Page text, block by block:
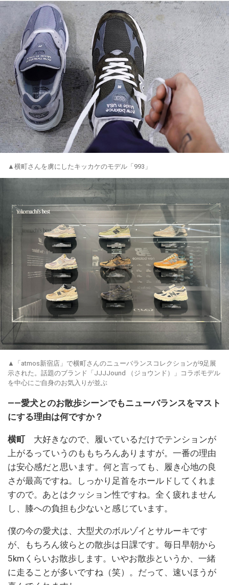
▲横町さんを虜にしたキッカケのモデル「993」
▲「atmos新宿店」で横町さんのニューバランスコレクションが9足展
示された。話題のブランド「JJJJound （ジョウンド）」コラボモデル
を中心にご自身のお気入りが並ぶ
――愛犬とのお散歩シーンでもニューバランスをマスト
にする理由は何ですか？
横町大好きなので、履いているだけでテンションが
上がるっていうのももちろんありますが。一番の理由
は安心感だと思います。何と言っても、履き心地の良
さが最高ですね。しっかり足首をホールドしてくれま
すので。あとはクッション性ですね。全く疲れません
し、膝への負担も少ないと感じています。
僕の今の愛犬は、大型犬のボルゾイとサルーキです
が、もちろん彼らとの散歩は日課です。毎日早朝から
5kmくらいお散歩します。いやお散歩というか、一緒
に走ることが多いですね（笑）。だって、速いほうが